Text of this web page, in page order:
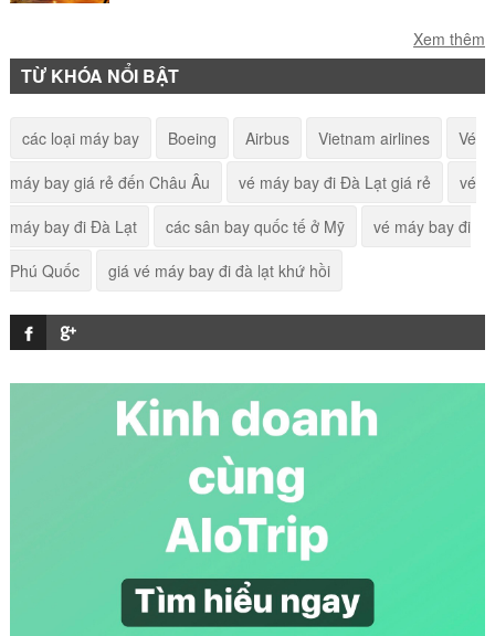
Vé máy bay Hà Nội đi Vũng Tàu giá rẻ
Vé máy bay TP. Hồ Chí Minh đi Melbourne giá rẻ
Vé máy bay Hà Nội đi Thành Đô giá rẻ
Vé máy bay Hải Phòng đi Vũng Tàu giá rẻ
Xem thêm
TỪ KHÓA NỔI BẬT
các loại máy bay Boeing Airbus Vietnam airlines
Vé
máy bay giá rẻ đến Châu Âu
vé máy bay đi Đà Lạt giá rẻ
vé
máy bay đi Đà Lạt
các sân bay quốc tế ở Mỹ
vé máy bay đi
Phú Quốc
giá vé máy bay đi đà lạt khứ hồi